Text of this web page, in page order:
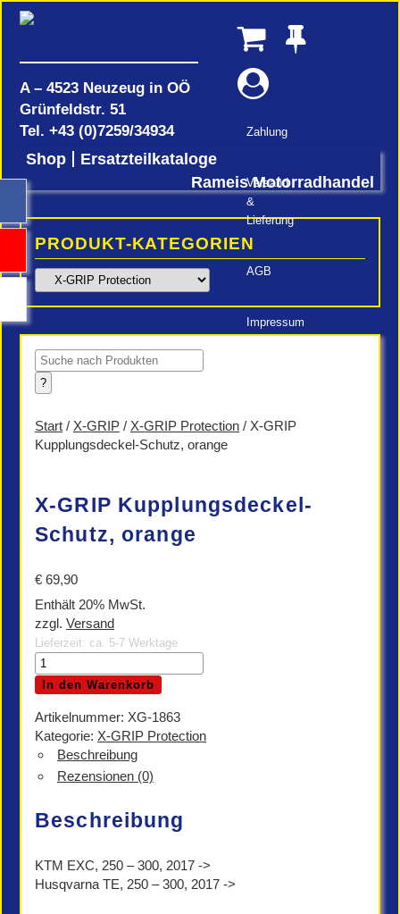
A – 4523 Neuzeug in OÖ
Grünfeldstr. 51
Tel. +43 (0)7259/34934 Zahlung
Versand
&
Lieferung
AGB
Impressum
Shop
Ersatzteilkataloge
Rameis Motorradhandel
PRODUKT-KATEGORIEN
Products
search
?
Start / X-GRIP / X-GRIP Protection / X-GRIP
Kupplungsdeckel-Schutz, orange
X-GRIP Kupplungsdeckel-
Schutz, orange
€ 69,90
Enthält 20% MwSt.
zzgl. Versand
Lieferzeit: ca. 5-7 Werktage
X-
GRIP
Kupplungsdeckel-
Schutz,
orange
Menge
In den Warenkorb
Artikelnummer: XG-1863
Kategorie: X-GRIP Protection
Beschreibung
Rezensionen (0)
Beschreibung
KTM EXC, 250 – 300, 2017 ->
Husqvarna TE, 250 – 300, 2017 ->